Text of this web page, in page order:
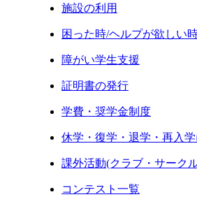
施設の利用
困った時/ヘルプが欲しい
障がい学生支援
証明書の発行
学費・奨学金制度
休学・復学・退学・再入
課外活動(クラブ・サーク
コンテスト一覧